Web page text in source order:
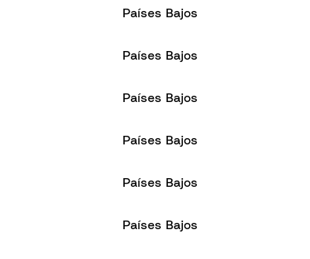
Países Bajos
Países Bajos
Países Bajos
Países Bajos
Países Bajos
Países Bajos